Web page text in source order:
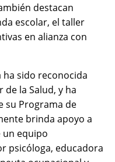
destacan
escolar, el taller
en alianza con
ha sido reconocida
la Salud, y ha
su Programa de
brinda apoyo a
un equipo
psicóloga, educadora